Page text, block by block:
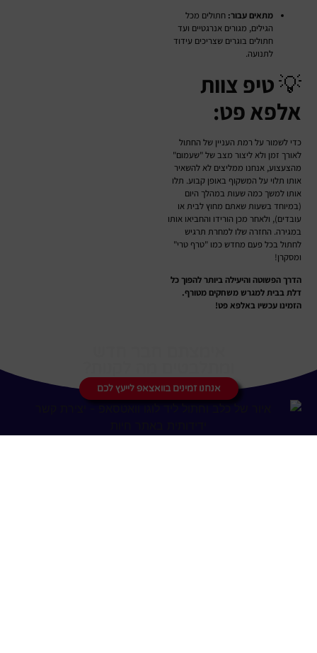
מתאים עבור: חתולים מכל
הגילים, מגורים אנרגטיים ועד
חתולים בוגרים שצריכים עידוד
לתנועה.
💡טיפ צוות
אלפא פט:
כדי לשמור על רמת העניין של החתול
לאורך זמן ולא ליצור מצב של "שעמום"
מהצעצוע, אנחנו ממליצים לא להשאיר
אותו תלוי על המשקוף באופן קבוע. תלו
אותו למשך כמה שעות במהלך היום
(במיוחד בשעות שאתם מחוץ לבית או
עובדים), ולאחר מכן הורידו והחביאו אותו
במגירה. החזרה שלו למחרת תרגיש
לחתול בכל פעם מחדש כמו "טרף טרי"
ומסקרן!
הדרך הפשוטה והיעילה ביותר להפוך כל
דלת בבית למגרש משחקים מטורף.
הזמינו עכשיו באלפא פט!
אנחנו זמינים בוואצאפ לייעץ לכם